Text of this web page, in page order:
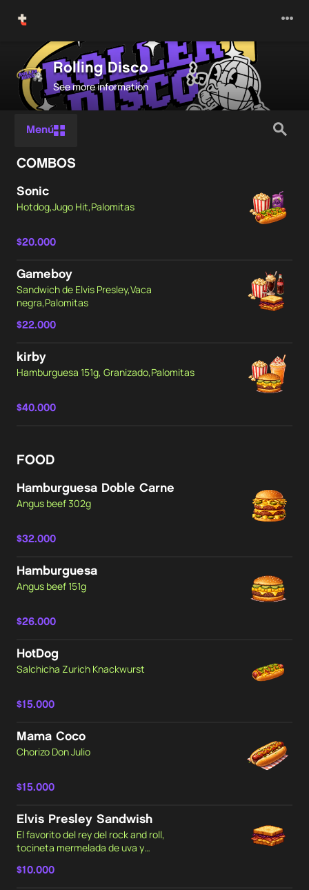
Rolling Disco
See more information
Menú
COMBOS
Sonic
Hotdog,Jugo Hit,Palomitas
$20.000
Gameboy
Sandwich de Elvis Presley,Vaca
negra,Palomitas
$22.000
kirby
Hamburguesa 151g, Granizado,Palomitas
$40.000
FOOD
Hamburguesa Doble Carne
Angus beef 302g
$32.000
Hamburguesa
Angus beef 151g
$26.000
HotDog
Salchicha Zurich Knackwurst
$15.000
Mama Coco
Chorizo Don Julio
$15.000
Elvis Presley Sandwish
El favorito del rey del rock and roll,
tocineta mermelada de uva y
$10.000